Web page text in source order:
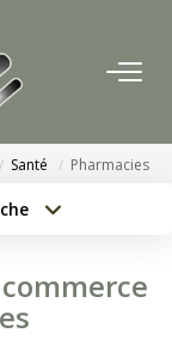
Santé Pharmacies